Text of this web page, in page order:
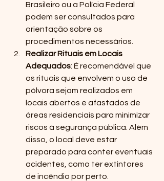
Brasileiro ou a Polícia Federal
podem ser consultados para
orientação sobre os
procedimentos necessários.
Realizar Rituais em Locais
Adequados: É recomendável que
os rituais que envolvem o uso de
pólvora sejam realizados em
locais abertos e afastados de
áreas residenciais para minimizar
riscos à segurança pública. Além
disso, o local deve estar
preparado para conter eventuais
acidentes, como ter extintores
de incêndio por perto.